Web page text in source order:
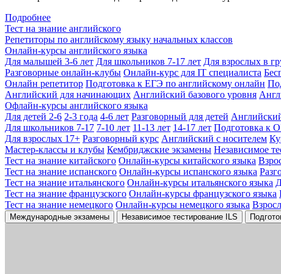
Подробнее
Тест на знание английского
Репетиторы по английскому языку начальных классов
Онлайн-курсы английского языка
Для малышей 3-6 лет Для школьников 7-17 лет Для взрослых в
Разговорные онлайн-клубы Онлайн-курс для IT специалиста
Онлайн репетитор Подготовка к ЕГЭ по английскому онлайн
Английский для начинающих Английский базового уровня
Офлайн-курсы английского языка
Для детей 2-6 2-3 года 4-6 лет Разговорный для детей
Для школьников 7-17 7-10 лет 11-13 лет 14-17 лет Подготовка к
Для взрослых 17+ Разговорный курс Английский с носителем
Мастер-классы и клубы Кембриджские экзамены Независимое
Тест на знание китайского Онлайн-курсы китайского языка
Тест на знание испанского Онлайн-курсы испанского языка
Тест на знание итальянского Онлайн-курсы итальянского языка
Тест на знание французского Онлайн-курсы французского языка
Тест на знание немецкого Онлайн-курсы немецкого языка
Международные экзамены Независимое тестирование ILS